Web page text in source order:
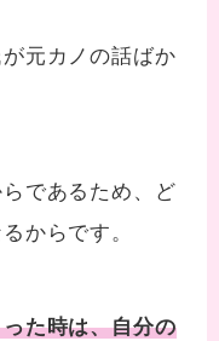
元カノの話ばか
であるため、ど
からです。
た時は、自分の